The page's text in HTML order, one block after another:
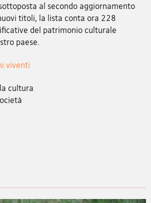
al secondo aggiornamento
titoli, la lista conta ora 228
del patrimonio culturale
paese.
viventi
cultura